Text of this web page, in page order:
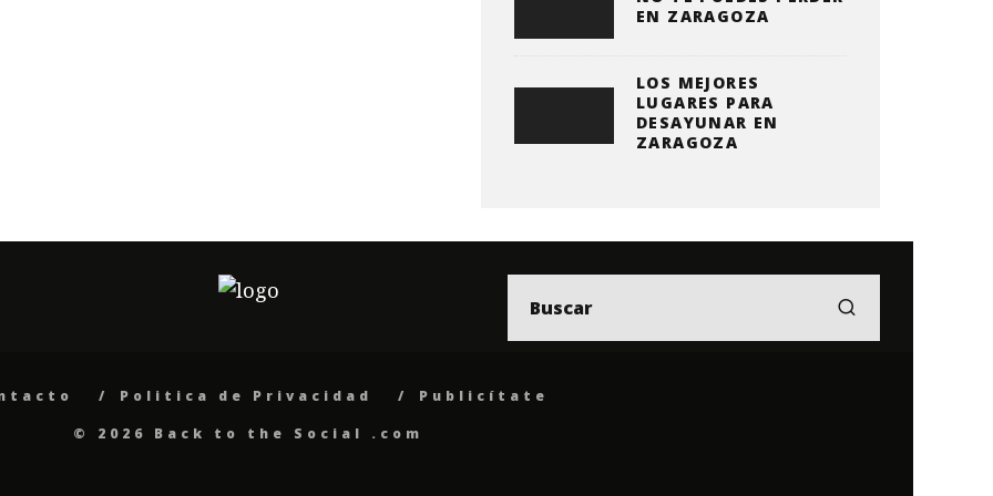
EN ZARAGOZA
LOS MEJORES
LUGARES PARA
DESAYUNAR EN
ZARAGOZA
Politica de Privacidad
Publicítate
© 2026 Back to the Social .com